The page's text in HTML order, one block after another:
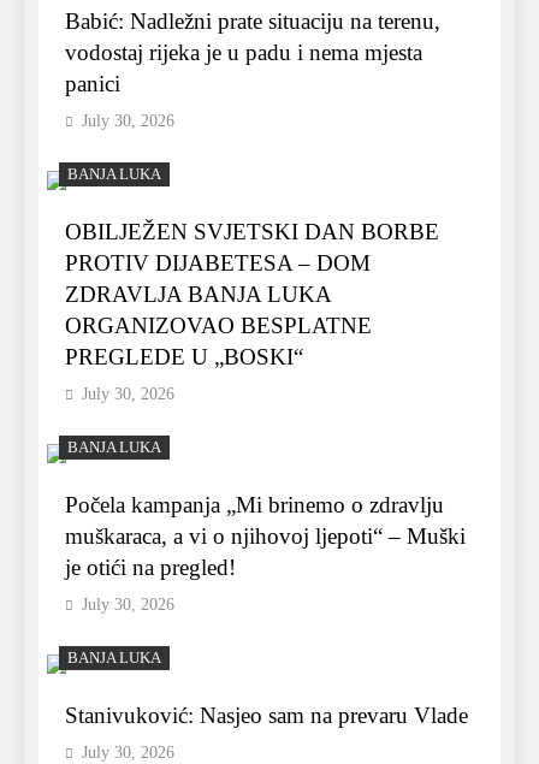
Babić: Nadležni prate situaciju na terenu,
vodostaj rijeka je u padu i nema mjesta
panici
July 30, 2026
BANJA LUKA
OBILJEŽEN SVJETSKI DAN BORBE
PROTIV DIJABETESA – DOM
ZDRAVLJA BANJA LUKA
ORGANIZOVAO BESPLATNE
PREGLEDE U „BOSKI“
July 30, 2026
BANJA LUKA
Počela kampanja „Mi brinemo o zdravlju
muškaraca, a vi o njihovoj ljepoti“ – Muški
je otići na pregled!
July 30, 2026
BANJA LUKA
Stanivuković: Nasjeo sam na prevaru Vlade
July 30, 2026